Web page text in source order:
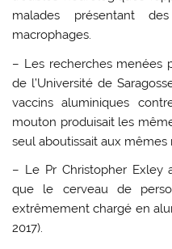
malades présentant
macrophages.
– Les recherches menées
de l’Université de
vaccins aluminiques
mouton produisait les
seul aboutissait aux
– Le Pr Christopher Exley
que le cerveau de
extrêmement chargé en
2017).